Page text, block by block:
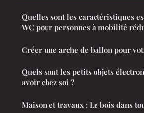
Quelles sont les caractéristiques
WC pour personnes à mobilité
Créer une arche de ballon pour
Quels sont les petits objets
avoir chez soi ?
Maison et travaux : Le bois dans